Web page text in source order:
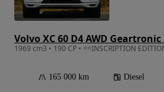
Volvo XC 60 D4 AWD
165 000 km Diesel